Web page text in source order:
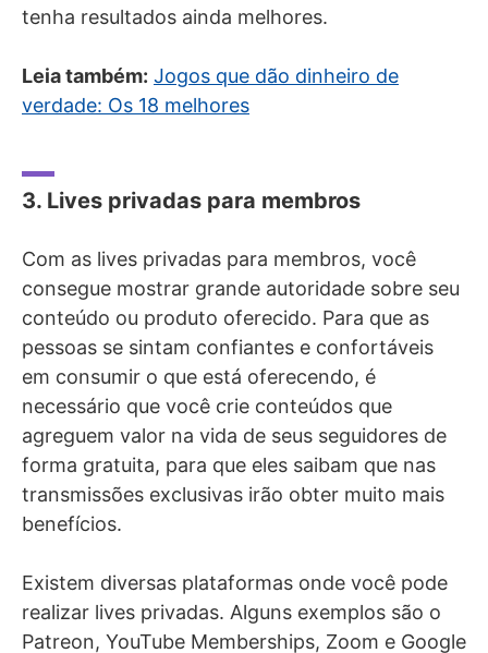
tenha resultados ainda melhores.
Leia também: Jogos que dão dinheiro de
verdade: Os 18 melhores
3. Lives privadas para membros
Com as lives privadas para membros, você
consegue mostrar grande autoridade sobre seu
conteúdo ou produto oferecido. Para que as
pessoas se sintam confiantes e confortáveis
em consumir o que está oferecendo, é
necessário que você crie conteúdos que
agreguem valor na vida de seus seguidores de
forma gratuita, para que eles saibam que nas
transmissões exclusivas irão obter muito mais
benefícios.
Existem diversas plataformas onde você pode
realizar lives privadas. Alguns exemplos são o
Patreon, YouTube Memberships, Zoom e Google